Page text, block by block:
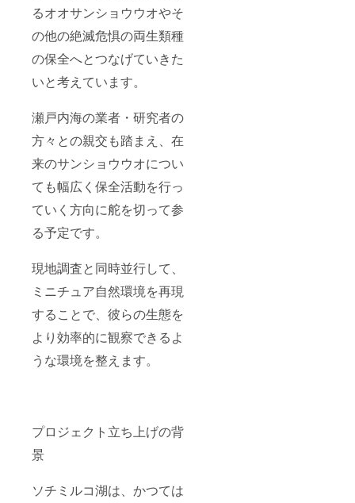
るオオサンショウウオやそ
の他の絶滅危惧の両生類種
の保全へとつなげていきた
いと考えています。
瀬戸内海の業者・研究者の
方々との親交も踏まえ、在
来のサンショウウオについ
ても幅広く保全活動を行っ
ていく方向に舵を切って参
る予定です。
現地調査と同時並行して、
ミニチュア自然環境を再現
することで、彼らの生態を
より効率的に観察できるよ
うな環境を整えます。
プロジェクト立ち上げの背
景
ソチミルコ湖は、かつては